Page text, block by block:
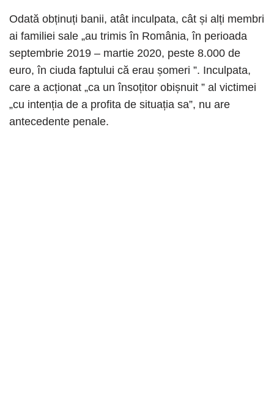
Odată obținuți banii, atât inculpata, cât și alți membri
ai familiei sale „au trimis în România, în perioada
septembrie 2019 – martie 2020, peste 8.000 de
euro, în ciuda faptului că erau șomeri ”. Inculpata,
care a acționat „ca un însoțitor obișnuit ” al victimei
„cu intenția de a profita de situația sa”, nu are
antecedente penale.